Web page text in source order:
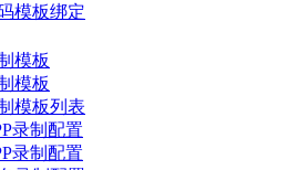
模板绑定
模板
模板
模板列表
录制配置
录制配置